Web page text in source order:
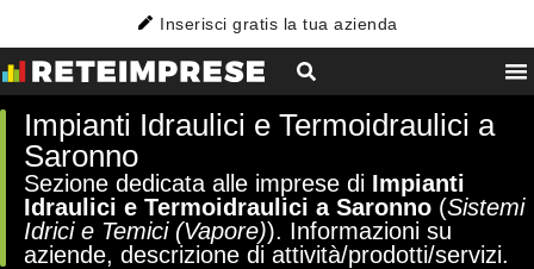
Inserisci gratis la tua azienda
Impianti Idraulici e Termoidraulici a
Saronno
Sezione dedicata alle imprese di Impianti
Idraulici e Termoidraulici a Saronno (Sistemi
Idrici e Temici (Vapore)). Informazioni su
aziende, descrizione di attività/prodotti/servizi.